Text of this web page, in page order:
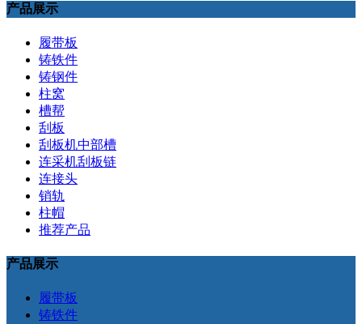
产品展示
履带板
铸铁件
铸钢件
柱窝
槽帮
刮板
刮板机中部槽
连采机刮板链
连接头
销轨
柱帽
推荐产品
产品展示
履带板
铸铁件